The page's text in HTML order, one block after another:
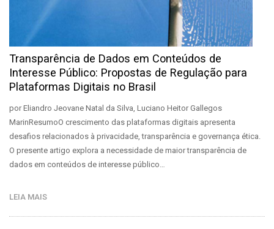
Transparência de Dados em Conteúdos de
Interesse Público: Propostas de Regulação para
Plataformas Digitais no Brasil
por Eliandro Jeovane Natal da Silva, Luciano Heitor Gallegos
MarinResumoO crescimento das plataformas digitais apresenta
desafios relacionados à privacidade, transparência e governança ética.
O presente artigo explora a necessidade de maior transparência de
dados em conteúdos de interesse público…
LEIA MAIS